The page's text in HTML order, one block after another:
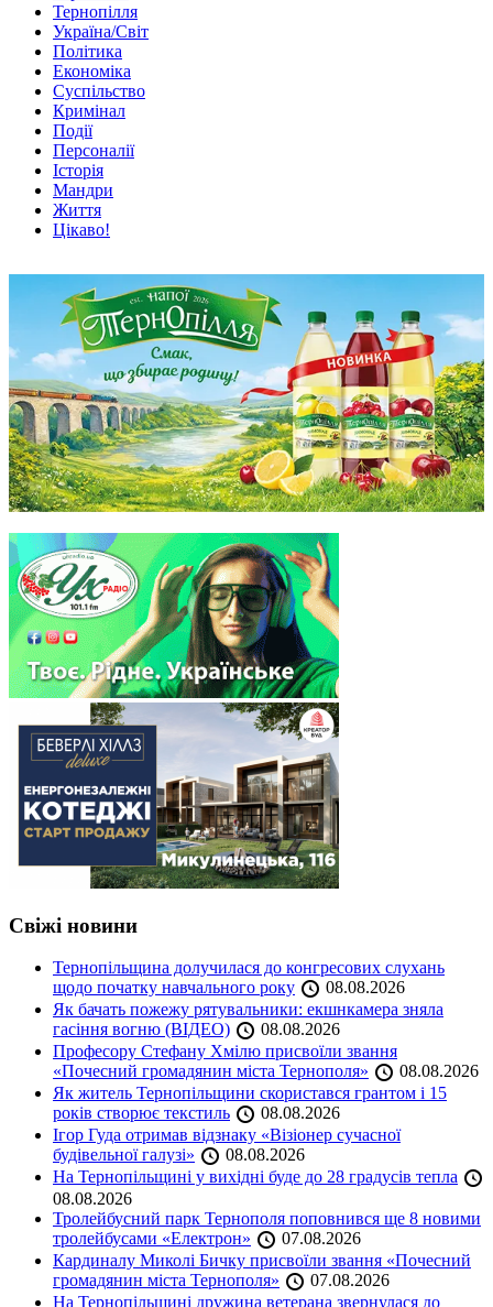
Тернопілля
Україна/Світ
Політика
Економіка
Суспільство
Кримінал
Події
Персоналії
Історія
Мандри
Життя
Цікаво!
Свіжі новини
Тернопільщина долучилася до конгресових слухань
щодо початку навчального року
08.08.2026
Як бачать пожежу рятувальники: екшнкамера зняла
гасіння вогню (ВІДЕО)
08.08.2026
Професору Стефану Хмілю присвоїли звання
«Почесний громадянин міста Тернополя»
08.08.2026
Як житель Тернопільщини скористався грантом і 15
років створює текстиль
08.08.2026
Ігор Гуда отримав відзнаку «Візіонер сучасної
будівельної галузі»
08.08.2026
На Тернопільщині у вихідні буде до 28 градусів тепла
08.08.2026
Тролейбусний парк Тернополя поповнився ще 8 новими
тролейбусами «Електрон»
07.08.2026
Кардиналу Миколі Бичку присвоїли звання «Почесний
громадянин міста Тернополя»
07.08.2026
На Тернопільщині дружина ветерана звернулася до